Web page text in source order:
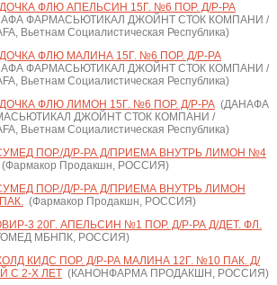
ФЛЮ АПЕЛЬСИН 15Г. №6 ПОР. Д/Р-РА
ФАРМАСЬЮТИКАЛ ДЖОЙНТ СТОК КОМПАНИ /
Вьетнам Социалистическая Республика)
ФЛЮ МАЛИНА 15Г. №6 ПОР. Д/Р-РА
ФАРМАСЬЮТИКАЛ ДЖОЙНТ СТОК КОМПАНИ /
Вьетнам Социалистическая Республика)
ФЛЮ ЛИМОН 15Г. №6 ПОР. Д/Р-РА(ДАНАФА
ДЖОЙНТ СТОК КОМПАНИ /
Вьетнам Социалистическая Республика)
ПОР./Д/Р-РА Д/ПРИЕМА ВНУТРЬ ЛИМОН №4
Продакшн, РОССИЯ)
ПОР./Д/Р-РА Д/ПРИЕМА ВНУТРЬ ЛИМОН
(Фармакор Продакшн, РОССИЯ)
3 20Г. АПЕЛЬСИН №1 ПОР. Д/Р-РА Д/ДЕТ. ФЛ.
МБНПК, РОССИЯ)
КИДС ПОР. Д/Р-РА МАЛИНА 12Г. №10 ПАК. Д/
С 2-Х ЛЕТ(КАНОНФАРМА ПРОДАКШН, РОССИЯ)